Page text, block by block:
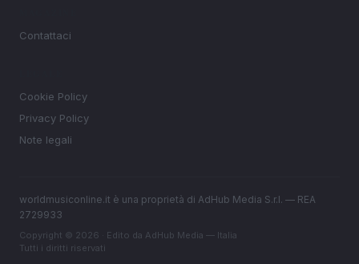
Contattaci
Cookie Policy
Privacy Policy
Note legali
worldmusiconline.it è una proprietà di AdHub Media S.r.l. — REA
2729933
Copyright © 2026 · Edito da AdHub Media — Italia
Tutti i diritti riservati